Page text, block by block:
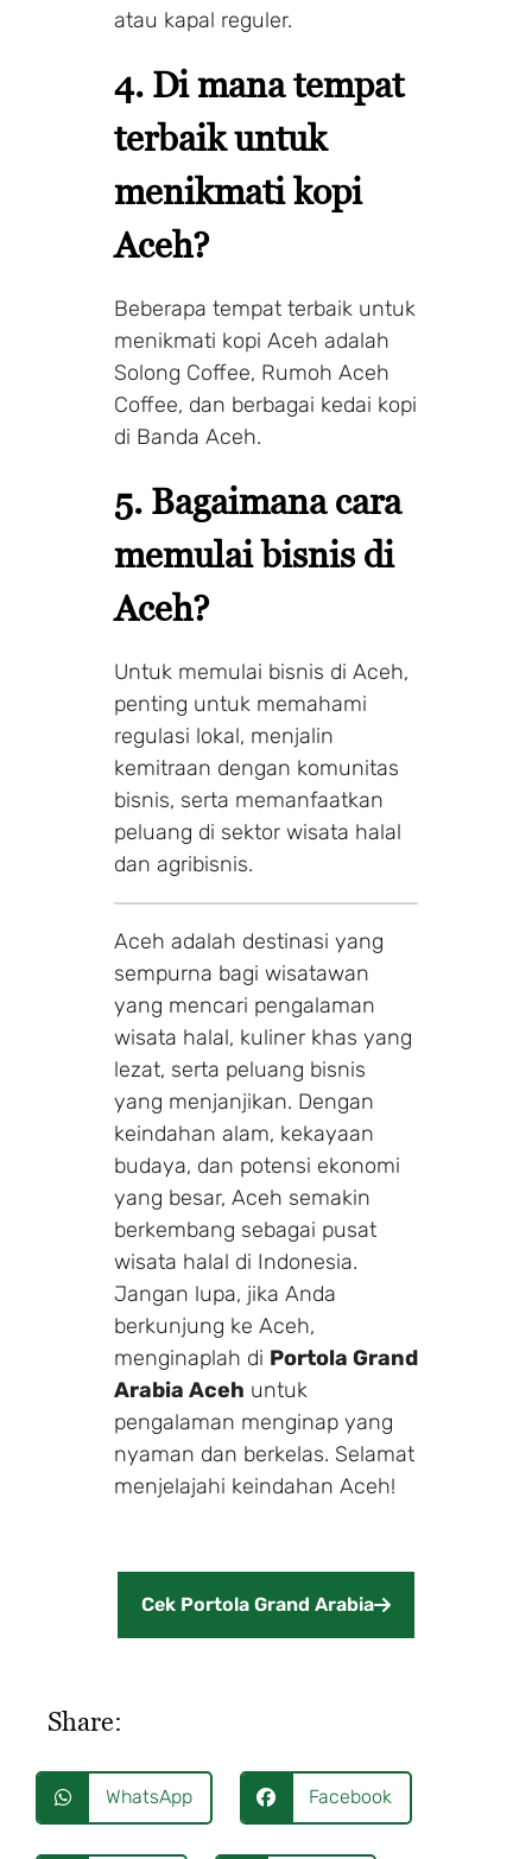
atau kapal reguler.
4. Di mana tempat
terbaik untuk
menikmati kopi
Aceh?
Beberapa tempat terbaik untuk
menikmati kopi Aceh adalah
Solong Coffee, Rumoh Aceh
Coffee, dan berbagai kedai kopi
di Banda Aceh.
5. Bagaimana cara
memulai bisnis di
Aceh?
Untuk memulai bisnis di Aceh,
penting untuk memahami
regulasi lokal, menjalin
kemitraan dengan komunitas
bisnis, serta memanfaatkan
peluang di sektor wisata halal
dan agribisnis.
Aceh adalah destinasi yang
sempurna bagi wisatawan
yang mencari pengalaman
wisata halal, kuliner khas yang
lezat, serta peluang bisnis
yang menjanjikan. Dengan
keindahan alam, kekayaan
budaya, dan potensi ekonomi
yang besar, Aceh semakin
berkembang sebagai pusat
wisata halal di Indonesia.
Jangan lupa, jika Anda
berkunjung ke Aceh,
menginaplah di Portola Grand
Arabia Aceh untuk
pengalaman menginap yang
nyaman dan berkelas. Selamat
menjelajahi keindahan Aceh!
Cek Portola Grand Arabia
Share:
WhatsApp Facebook